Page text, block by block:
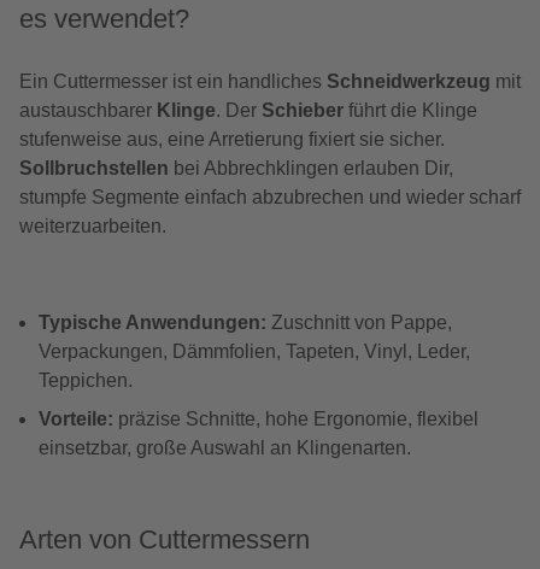
es verwendet?
Ein Cuttermesser ist ein handliches Schneidwerkzeug mit
austauschbarer Klinge. Der Schieber führt die Klinge
stufenweise aus, eine Arretierung fixiert sie sicher.
Sollbruchstellen bei Abbrechklingen erlauben Dir,
stumpfe Segmente einfach abzubrechen und wieder scharf
weiterzuarbeiten.
Typische Anwendungen: Zuschnitt von Pappe,
Verpackungen, Dämmfolien, Tapeten, Vinyl, Leder,
Teppichen.
Vorteile: präzise Schnitte, hohe Ergonomie, flexibel
einsetzbar, große Auswahl an Klingenarten.
Arten von Cuttermessern